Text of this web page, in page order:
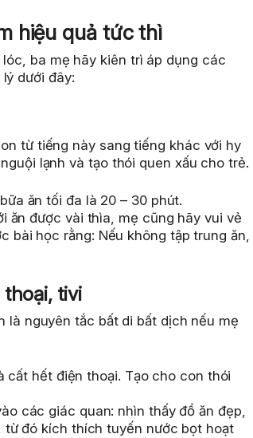
hiệu quả tức thì
ba mẹ hãy kiên trì áp dụng các
dưới đây:
từ tiếng này sang tiếng khác với hy
lạnh và tạo thói quen xấu cho trẻ.
ăn tối đa là 20 – 30 phút.
ăn được vài thìa, mẹ cũng hãy vui vẻ
bài học rằng: Nếu không tập trung ăn,
tivi
là nguyên tắc bất di bất dịch nếu mẹ
hết điện thoại. Tạo cho con thói
các giác quan: nhìn thấy đồ ăn đẹp,
từ đó kích thích tuyến nước bọt hoạt